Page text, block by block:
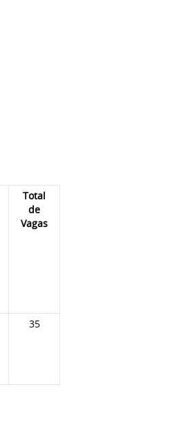
Total
de
Vagas
35